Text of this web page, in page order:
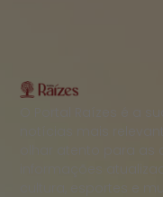
O Portal Raízes é a
notícias mais
olhar atento para
informações